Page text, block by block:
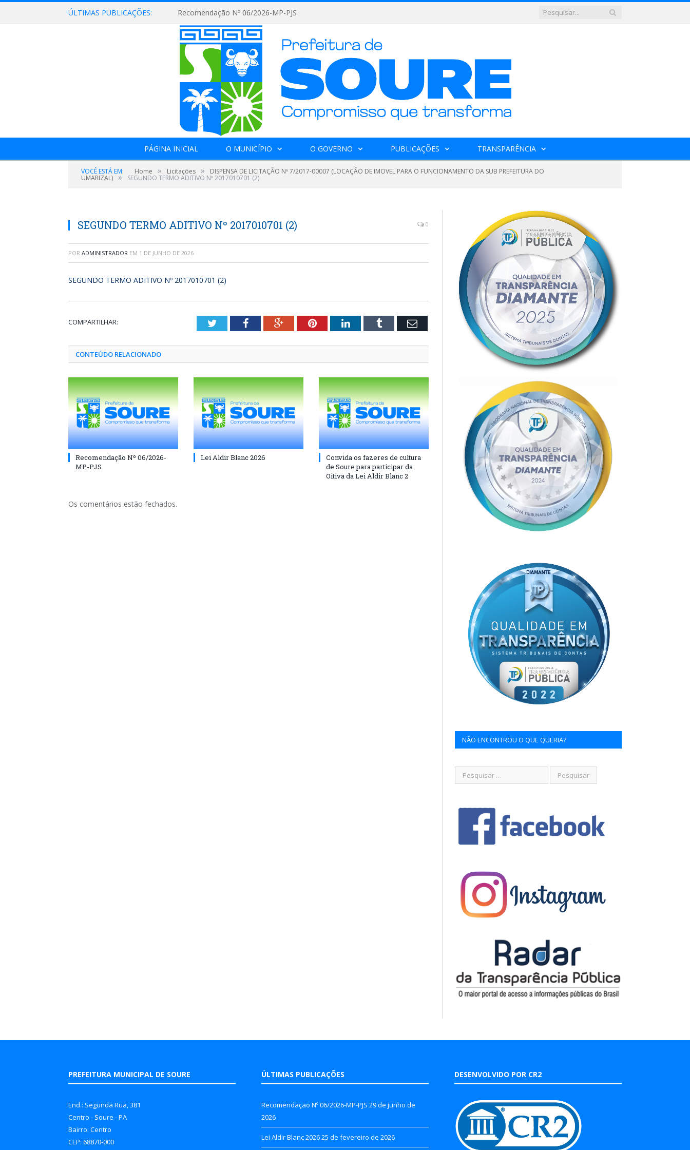
ÚLTIMAS PUBLICAÇÕES: Recomendação Nº 06/2026-MP-PJS
PÁGINA INICIAL O MUNICÍPIO O GOVERNO PUBLICAÇÕES TRANSPARÊNCIA
VOCÊ ESTÁ EM: Home » Licitações » DISPENSA DE LICITAÇÃO Nº 7/2017-00007 (LOCAÇÃO DE IMOVEL PARA O FUNCIONAMENTO DA SUB PREFEITURA DO
UMARIZAL) » SEGUNDO TERMO ADITIVO Nº 2017010701 (2)
SEGUNDO TERMO ADITIVO Nº 2017010701 (2) 0
POR ADMINISTRADOR EM 1 DE JUNHO DE 2026
SEGUNDO TERMO ADITIVO Nº 2017010701 (2)
COMPARTILHAR: TwitterFacebookGoogle+PinterestLinkedInTumblr Email
CONTEÚDO RELACIONADO
Recomendação Nº 06/2026-
MP-PJS
Lei Aldir Blanc 2026
Convida os fazeres de cultura
de Soure para participar da
Oitiva da Lei Aldir Blanc 2
Os comentários estão fechados.
NÃO ENCONTROU O QUE QUERIA?
PREFEITURA MUNICIPAL DE SOURE
End.: Segunda Rua, 381
Centro - Soure - PA
Bairro: Centro
CEP: 68870-000
ÚLTIMAS PUBLICAÇÕES
Recomendação Nº 06/2026-MP-PJS 29 de junho de
2026
Lei Aldir Blanc 202625 de fevereiro de 2026
DESENVOLVIDO POR CR2